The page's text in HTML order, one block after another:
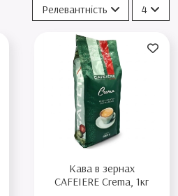
Релевантність 4
Кава в зернах
CAFEIERE Crema, 1кг